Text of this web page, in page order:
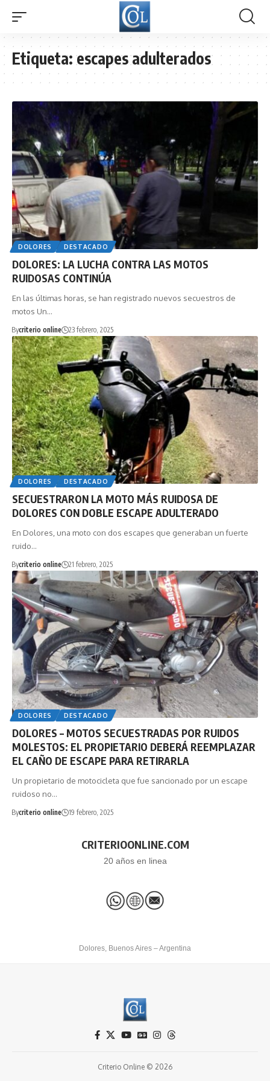
Etiqueta:escapes adulterados
DOLORES DESTACADO
DOLORES: LA LUCHA CONTRA LAS MOTOS
RUIDOSAS CONTINÚA
En las últimas horas, se han registrado nuevos secuestros de
motos Un…
Bycriterio online 23 febrero, 2025
DOLORES DESTACADO
SECUESTRARON LA MOTO MÁS RUIDOSA DE
DOLORES CON DOBLE ESCAPE ADULTERADO
En Dolores, una moto con dos escapes que generaban un fuerte
ruido…
Bycriterio online 21 febrero, 2025
DOLORES DESTACADO
DOLORES – MOTOS SECUESTRADAS POR RUIDOS
MOLESTOS: EL PROPIETARIO DEBERÁ REEMPLAZAR
EL CAÑO DE ESCAPE PARA RETIRARLA
Un propietario de motocicleta que fue sancionado por un escape
ruidoso no…
Bycriterio online 19 febrero, 2025
CRITERIOONLINE.COM
20 años en linea
Dolores, Buenos Aires – Argentina
Criterio Online © 2026